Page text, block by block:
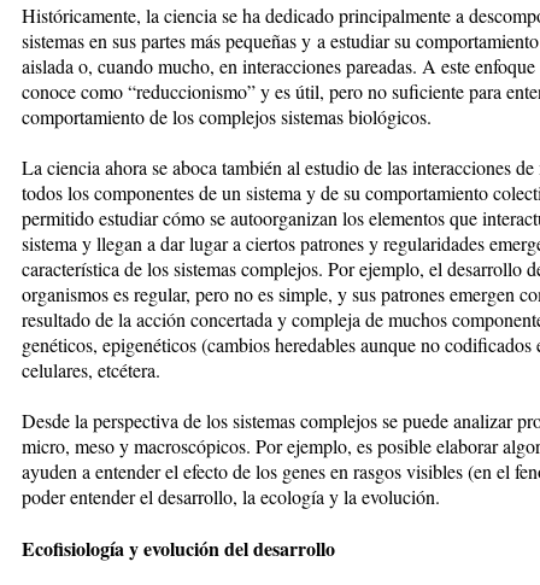
Históricamente, la ciencia se ha dedicado principalmente a
sistemas en sus partes más pequeñas y a estudiar su
aislada o, cuando mucho, en interacciones pareadas. A este enfoque
conoce como “reduccionismo” y es útil, pero no suficiente para
comportamiento de los complejos sistemas biológicos.
La ciencia ahora se aboca también al estudio de las interacciones
todos los componentes de un sistema y de su comportamiento
permitido estudiar cómo se autoorganizan los elementos que
sistema y llegan a dar lugar a ciertos patrones y regularidades
característica de los sistemas complejos. Por ejemplo, el desarrollo
organismos es regular, pero no es simple, y sus patrones emergen
resultado de la acción concertada y compleja de muchos
genéticos, epigenéticos (cambios heredables aunque no codificados
celulares, etcétera.
Desde la perspectiva de los sistemas complejos se puede analizar
micro, meso y macroscópicos. Por ejemplo, es posible elaborar
ayuden a entender el efecto de los genes en rasgos visibles (en el
poder entender el desarrollo, la ecología y la evolución.
Ecofisiología y evolución del desarrollo